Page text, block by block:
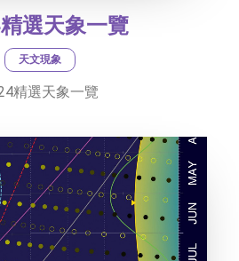
選天象一覽
天文現象
精選天象一覽